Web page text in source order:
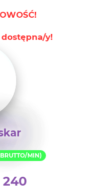
y!
MIN)